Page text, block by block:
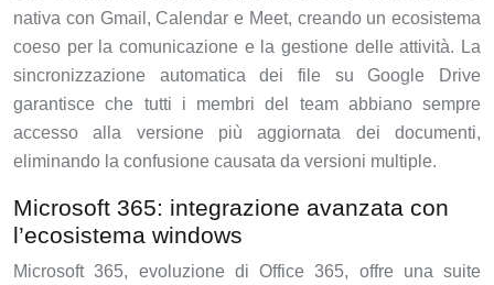
nativa con Gmail, Calendar e Meet, creando un ecosistema
coeso per la comunicazione e la gestione delle attività. La
sincronizzazione automatica dei file su Google Drive
garantisce che tutti i membri del team abbiano sempre
accesso alla versione più aggiornata dei documenti,
eliminando la confusione causata da versioni multiple.
Microsoft 365: integrazione avanzata con
l’ecosistema windows
Microsoft 365, evoluzione di Office 365, offre una suite